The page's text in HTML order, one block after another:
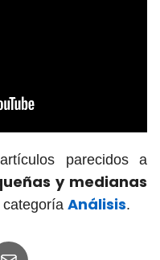
parecidos a
y medianas
categoría Análisis.